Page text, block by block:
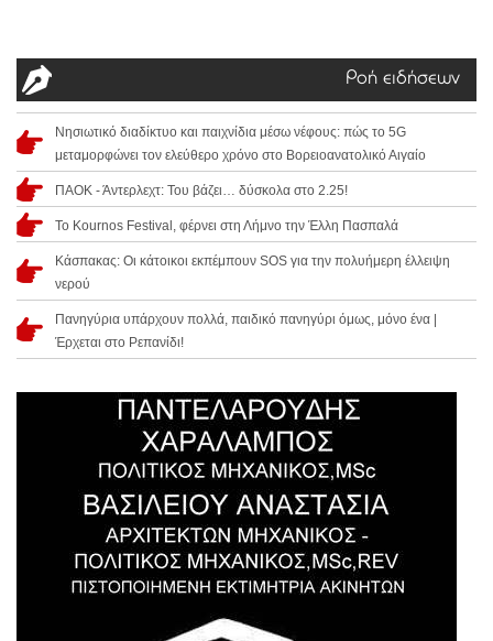
Ροή ειδήσεων
Νησιωτικό διαδίκτυο και παιχνίδια μέσω νέφους: πώς το 5G
μεταμορφώνει τον ελεύθερο χρόνο στο Βορειοανατολικό Αιγαίο
ΠΑΟΚ - Άντερλεχτ: Του βάζει… δύσκολα στο 2.25!
Το Kournos Festival, φέρνει στη Λήμνο την Έλλη Πασπαλά
Κάσπακας: Οι κάτοικοι εκπέμπουν SOS για την πολυήμερη έλλειψη
νερού
Πανηγύρια υπάρχουν πολλά, παιδικό πανηγύρι όμως, μόνο ένα |
Έρχεται στο Ρεπανίδι!